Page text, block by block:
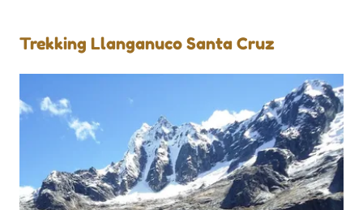
Trekking Llanganuco Santa Cruz